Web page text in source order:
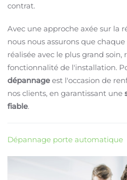
contrat.
Avec une approche axée sur la
nous nous assurons que
réalisée avec le plus grand
fonctionnalité de l'installation.
dépannage est l'occasion de
nos clients, en garantissant une
fiable.
Dépannage porte automatique